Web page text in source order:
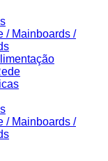
/ Mainboards /
/ Mainboards /